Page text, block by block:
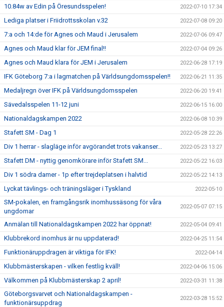
10.84w av Edin på Öresundsspelen! 2022-07-10 17:34
Lediga platser i Friidrottsskolan v.32 2022-07-08 09:20
7:a och 14:de för Agnes och Maud i Jerusalem 2022-07-06 09:47
Agnes och Maud klar för JEM final!! 2022-07-04 09:26
Agnes och Maud klara för JEM i Jerusalem 2022-06-28 17:19
IFK Göteborg 7:a i lagmatchen på Världsungdomsspelen!! 2022-06-21 11:35
Medaljregn över IFK på Världsungdomsspelen 2022-06-20 19:41
Sävedalsspelen 11-12 juni 2022-06-15 16:00
Nationaldagskampen 2022 2022-06-08 10:39
Stafett SM - Dag 1 2022-05-28 22:26
Div 1 herrar - slagläge inför avgörandet trots vakanser... 2022-05-23 13:27
Stafett DM - nyttig genomkörare inför Stafett SM... 2022-05-22 16:03
Div 1 södra damer - 1p efter trejdeplatsen i halvtid 2022-05-22 14:13
Lyckat tävlings- och träningsläger i Tyskland 2022-05-10
SM-pokalen, en framgångsrik inomhussäsong för våra
ungdomar
2022-05-07 07:15
Anmälan till Nationaldagskampen 2022 har öppnat! 2022-05-04 09:41
Klubbrekord inomhus är nu uppdaterad! 2022-04-25 11:54
Funktionäruppdragen är viktiga för IFK! 2022-04-14
Klubbmästerskapen - vilken festlig kväll! 2022-04-06 15:06
Välkommen på Klubbmästerskap 2 april! 2022-03-31 11:38
Göteborgsvarvet och Nationaldagskampen -
funktionärsuppdrag
2022-03-28 15:52